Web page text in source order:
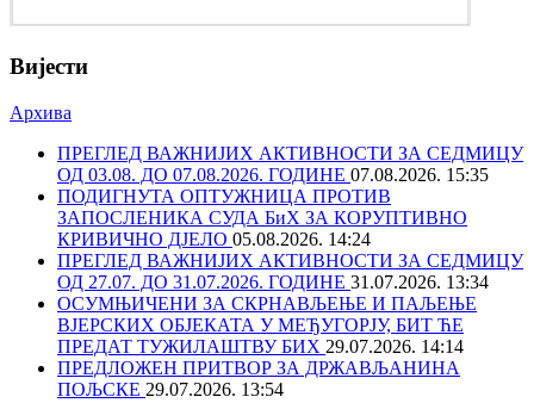
Вијести
Архива
ПРЕГЛЕД ВАЖНИЈИХ АКТИВНОСТИ ЗА СЕДМИЦУ
ОД 03.08. ДО 07.08.2026. ГОДИНЕ 07.08.2026. 15:35
ПОДИГНУТА ОПТУЖНИЦА ПРОТИВ
ЗАПОСЛЕНИКА СУДА БиХ ЗА КОРУПТИВНО
КРИВИЧНО ДЈЕЛО 05.08.2026. 14:24
ПРЕГЛЕД ВАЖНИЈИХ АКТИВНОСТИ ЗА СЕДМИЦУ
ОД 27.07. ДО 31.07.2026. ГОДИНЕ 31.07.2026. 13:34
ОСУМЊИЧЕНИ ЗА СКРНАВЉЕЊЕ И ПАЉЕЊЕ
ВЈЕРСКИХ ОБЈЕКАТА У МЕЂУГОРЈУ, БИТ ЋЕ
ПРЕДАТ ТУЖИЛАШТВУ БИХ 29.07.2026. 14:14
ПРЕДЛОЖЕН ПРИТВОР ЗА ДРЖАВЉАНИНА
ПОЉСКЕ 29.07.2026. 13:54